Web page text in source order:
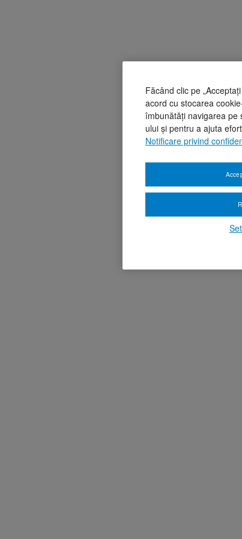
Făcând clic pe
acord cu stocarea
îmbunătăți navigarea pe
ului și pentru a ajuta
Notificare privind